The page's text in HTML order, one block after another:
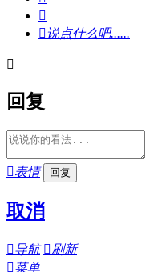

说点什么吧......

回复
表情
取消
导航 刷新
菜单